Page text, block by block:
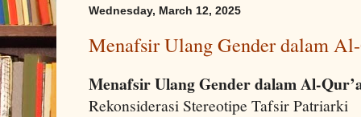
Wednesday, March 12, 2025
Menafsir Ulang Gender dalam
Menafsir Ulang Gender dalam Al-
Rekonsiderasi Stereotipe Tafsir Patriarki